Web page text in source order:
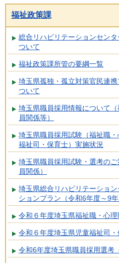
福祉政策課
総合リハビリテーションセン
ついて
福祉政策課所管の要綱一覧
埼玉県孤独・孤立対策官民連
ついて
埼玉県職員採用情報について
員関係等）
埼玉県職員採用試験（福祉職
福祉司・保育士）実施状況
埼玉県職員採用試験・選考の
員関係）
埼玉県総合リハビリテーショ
ションプラン（令和6年度～9年
令和６年度埼玉県福祉職・心
令和６年度埼玉県児童福祉司
令和6年度埼玉県職員採用選考